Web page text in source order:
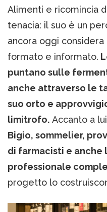
Alimenti e ricomincia
tenacia: il suo è un
ancora oggi
formato e informato.
puntano sulle
anche attraverso le
suo orto e
limitrofo. Accanto a
Bigio, sommelier,
di farmacisti e anche
professionale
progetto lo